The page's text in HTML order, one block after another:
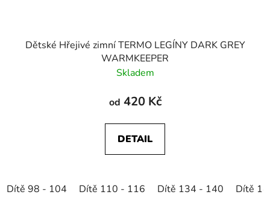
Dětské Hřejivé zimní TERMO LEGÍNY DARK GREY
WARMKEEPER
Skladem
od 420 Kč
DETAIL
Dítě 98 - 104 Dítě 110 - 116 Dítě 134 - 140 Dítě